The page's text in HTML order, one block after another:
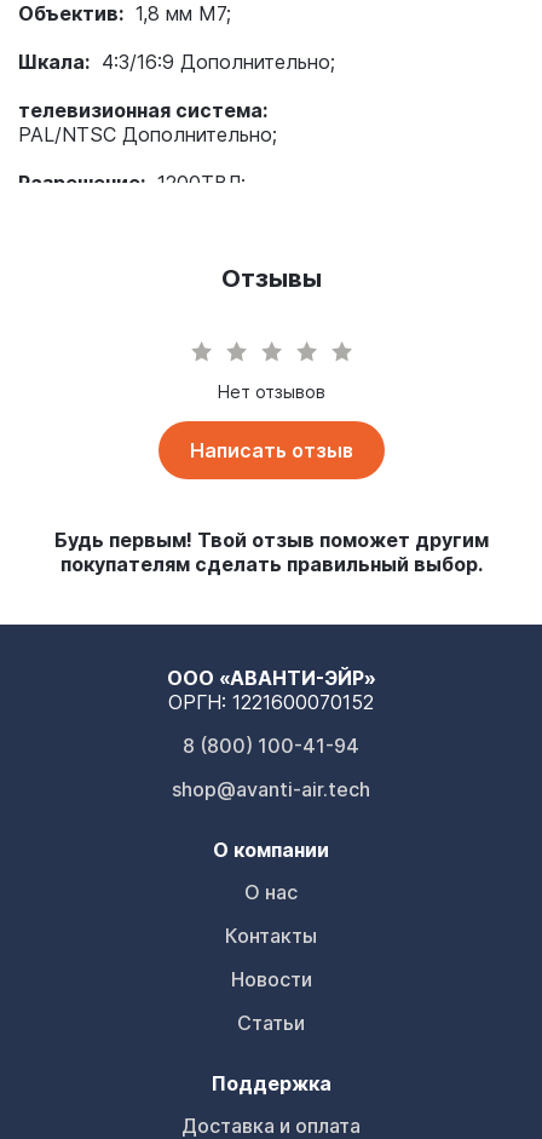
Объектив: 1,8 мм М7;
Шкала: 4:3/16:9 Дополнительно;
телевизионная система:
PAL/NTSC Дополнительно;
Разрешение: 1200ТВЛ;
Скорость затвора:
Авто;
Минимальное освещение: 0,01 люкс;
Баланс белого:
Авто;
WDR: 90 дБ;
-10°~50°C относительной влажности 90% МАКС.;
Рабочая влажность:
20~80%;
65мм;
Отзывы
Нет отзывов
Написать отзыв
Будь первым! Твой отзыв поможет другим
покупателям сделать правильный выбор.
ООО «АВАНТИ-ЭЙР»
ОРГН: 1221600070152
8 (800) 100-41-94
shop@avanti-air.tech
О компании
О нас
Контакты
Новости
Статьи
Поддержка
Доставка и оплата